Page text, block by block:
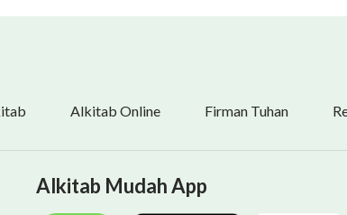
Alkitab Online Firman Tuhan
Alkitab Mudah App